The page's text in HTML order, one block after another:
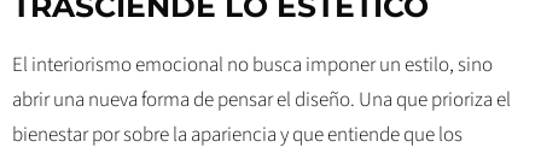
El interiorismo emocional no busca imponer un estilo, sino
abrir una nueva forma de pensar el diseño. Una que prioriza el
bienestar por sobre la apariencia y que entiende que los